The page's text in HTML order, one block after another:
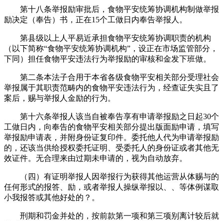
第十八条举报励审批后，食物平安统筹协调机构制做举报
励决定（奉告）书，正在15个工做日内奉告举报人。
第县级以上人平易近承担食物平安统筹协调职责的机构
（以下简称“食物平安统筹协调机构”，设正在市场监管部分，
下同）担任食物平安违法行为举报励的审核和金发下班做。
第二条本法子合用于本省各级食物平安相关部分受理社会
举报属于其职责范畴内的食物平安违法行为，经查证失实且了
案后，赐与举报人金励的行为。
第十六条举报人该当自被奉告享有申请举报励之日起30个
工做日内，向奉告的食物平安相关部分提出版面励申请，填写
举报励申请表，并附身份证复印件。委托他人代为申请举报励
的，还该当供给授权委托证明、受委托人的身份证或者其他无
效证件。无合理来由过期未申请的，视为自动放弃。
（四）有证明举报人因举报行为获得其他运营从体赐与的
任何形式的报答、励，或者举报人操纵举报以、、等体例谋取
小我报答或其他好处的？。
刑期和罚金并处的，按前款第一项和第三项别离计较后就